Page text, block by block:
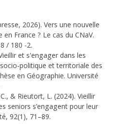
2026). Vers une nouvelle
France ? Le cas du CNaV.
/ 180 -2.
et s'engager dans les
politique et territoriale des
en Géographie. Université
& Rieutort, L. (2024). Vieillir
seniors s’engagent pour leur
92(1), 71–89.